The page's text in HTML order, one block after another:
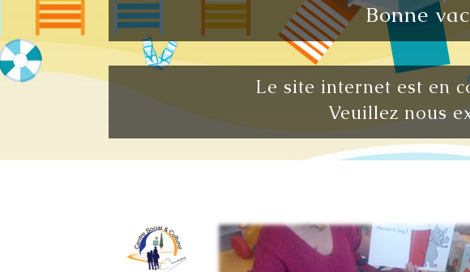
Bonne
Le site internet est en
Veuillez nous